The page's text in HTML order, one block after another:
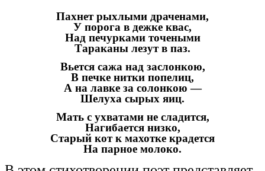
Пахнет рыхлыми драченами,
У порога в дежке квас,
Над печурками точеными
Тараканы лезут в паз.
Вьется сажа над заслонкою,
В печке нитки попелиц,
А на лавке за солонкою —
Шелуха сырых яиц.
Мать с ухватами не сладится,
Нагибается низко,
Старый кот к махотке крадется
На парное молоко.